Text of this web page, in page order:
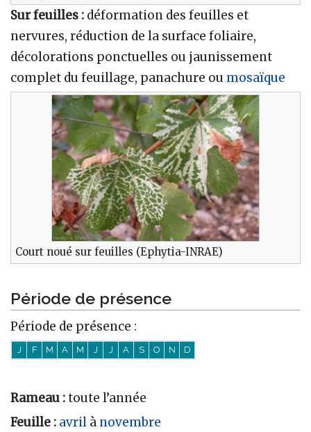
Sur feuilles : déformation des feuilles et
nervures, réduction de la surface foliaire,
décolorations ponctuelles ou jaunissement
complet du feuillage, panachure ou mosaïque
Court noué sur feuilles (Ephytia-INRAE)
Période de présence
Période de présence :
J F M A M J J A S O N D
Rameau :toute l’année
Feuille : avril à novembre